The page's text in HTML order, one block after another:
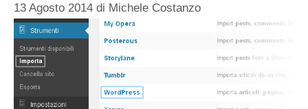
13 Agosto 2014 di Michele Costanzo